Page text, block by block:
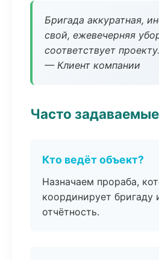
Бригада аккуратная,
свой, ежевечерняя
соответствует проекту.
— Клиент компании
Часто
Кто ведёт объект?
Назначаем прораба,
координирует бригаду
отчётность.